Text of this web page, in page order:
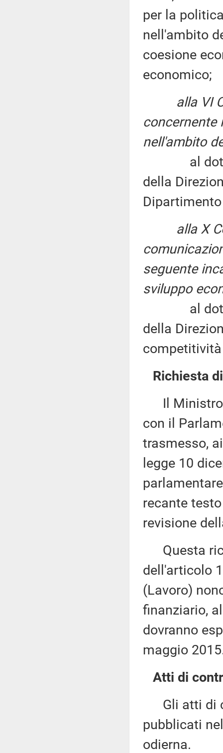
per la
nell'ambito
coesione
economico;
alla VI
concernente
nell'ambito
al dottor
della
alla X
seguente
sviluppo
al dottor
della
Richiesta
Il Ministro
con il
trasmesso,
legge 10
recante
revisione
Questa
dell'articolo
(Lavoro)
finanziario,
dovranno
maggio
Atti di
Gli atti di
pubblicati
odierna.